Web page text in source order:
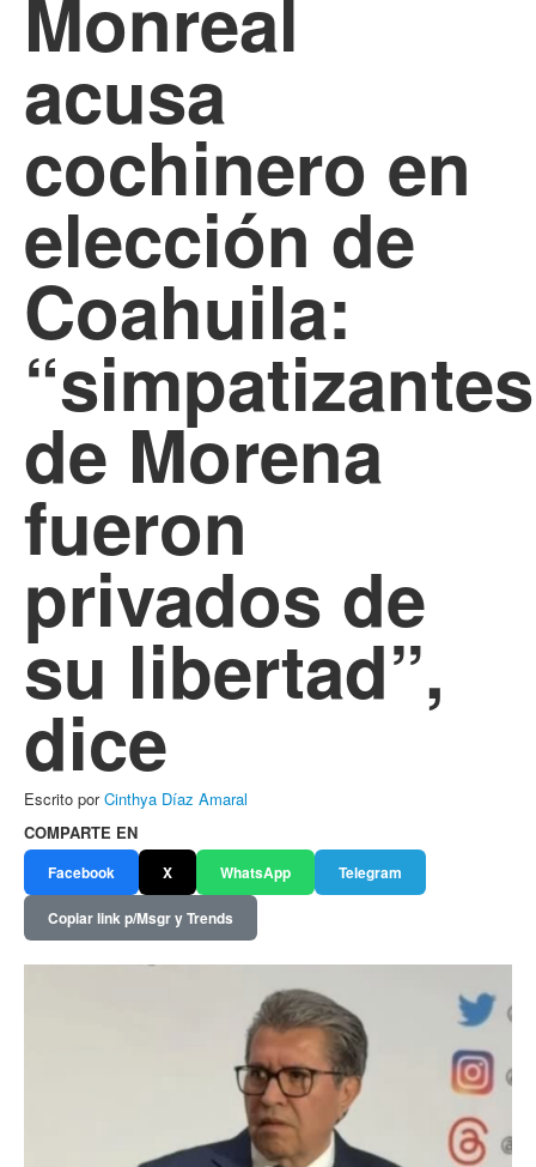
Monreal
acusa
cochinero en
elección de
Coahuila:
“simpatizantes
de Morena
fueron
privados de
su libertad”,
dice
Escrito porCinthya Díaz Amaral
COMPARTE EN
Facebook X WhatsApp Telegram
Copiar link p/Msgr y Trends